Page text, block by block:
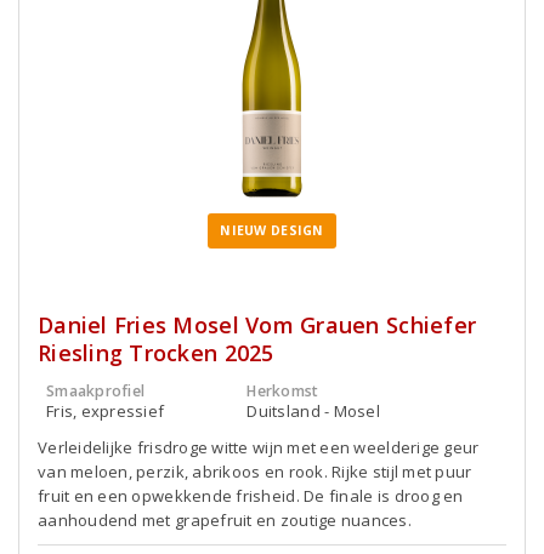
NIEUW DESIGN
Daniel Fries Mosel Vom Grauen Schiefer
Riesling Trocken 2025
Smaakprofiel
Fris, expressief
Herkomst
Duitsland - Mosel
Verleidelijke frisdroge witte wijn met een weelderige geur
van meloen, perzik, abrikoos en rook. Rijke stijl met puur
fruit en een opwekkende frisheid. De finale is droog en
aanhoudend met grapefruit en zoutige nuances.